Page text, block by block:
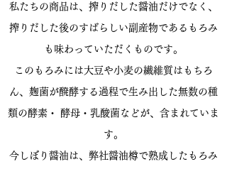
私たちの商品は、搾りだした醤油だけでなく、
搾りだした後のすばらしい副産物であるもろみ
も味わっていただくものです。
このもろみには大豆や小麦の繊維質はもちろ
ん、 麹菌が醗酵する過程で生み出した無数の種
類の酵素・ 酵母・乳酸菌などが、含まれていま
す。
今しぼり醤油は、弊社醤油樽で熟成した もろみ